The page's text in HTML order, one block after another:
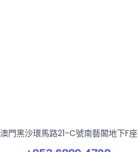
澳門黑沙環馬路21-C號南藝閣地下F座